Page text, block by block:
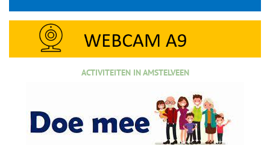
ACTIVITEITEN IN AMSTELVEEN